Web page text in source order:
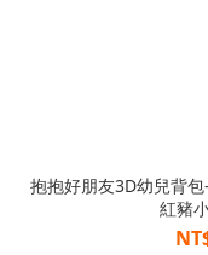
抱抱好朋友3D幼兒背
紅豬